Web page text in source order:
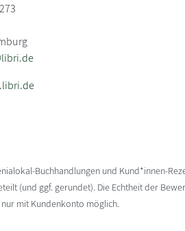
Buchhandlungen und Kund*innen-
(und ggf. gerundet). Die Echtheit der
mit Kundenkonto möglich.